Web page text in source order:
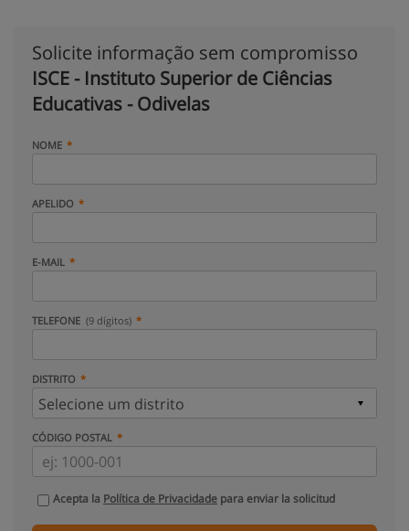
Solicite informação sem compromisso
ISCE - Instituto Superior de Ciências
Educativas - Odivelas
NOME
APELIDO
E-MAIL
TELEFONE (9 dígitos)
DISTRITO
CÓDIGO POSTAL
Acepta la Política de Privacidade para enviar la solicitud